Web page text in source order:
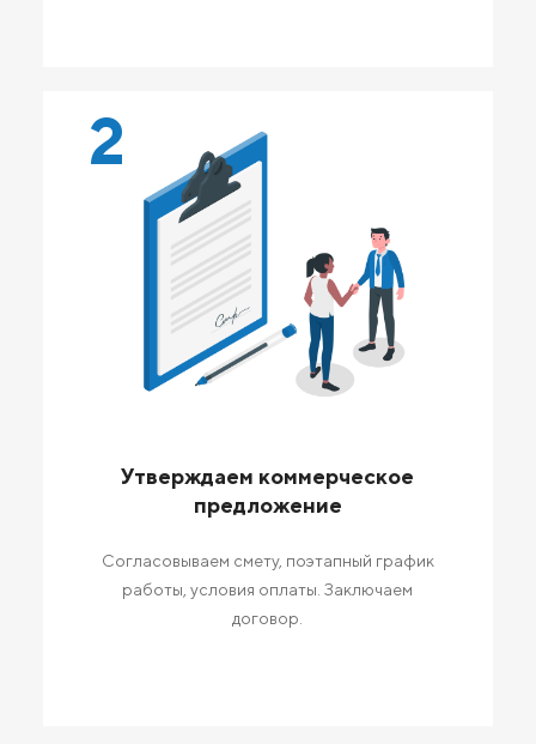
2
Утверждаем коммерческое
предложение
Согласовываем смету, поэтапный график
работы, условия оплаты. Заключаем
договор.